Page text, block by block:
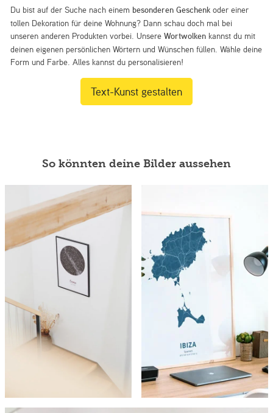
Du bist auf der Suche nach einem besonderen Geschenk oder einer
tollen Dekoration für deine Wohnung? Dann schau doch mal bei
unseren anderen Produkten vorbei. UnsereWortwolken kannst du mit
deinen eigenen persönlichen Wörtern und Wünschen füllen. Wähle deine
Form und Farbe. Alles kannst du personalisieren!
Text-Kunst gestalten
So könnten deine Bilder aussehen